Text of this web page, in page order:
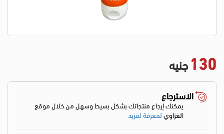
130 جنيه
الاسترجاع
يمكنك إرجاع منتجاتك بشكل بسيط وسهل من خلال موقع
الغزاويلمعرفة لمزيد